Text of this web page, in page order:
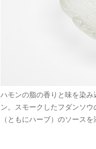
ハモンの脂の香りと味を染
ン。スモークしたフダンソ
（ともにハーブ）のソースを